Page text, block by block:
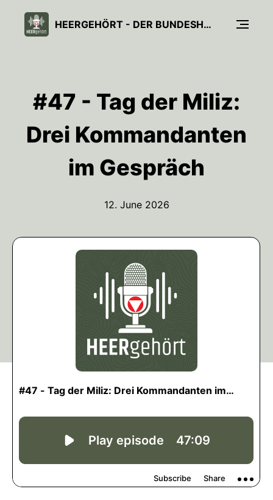
HEERGEHÖRT - DER BUNDESHEER-PODCAST
#47 - Tag der Miliz:
Drei Kommandanten
im Gespräch
12. June 2026